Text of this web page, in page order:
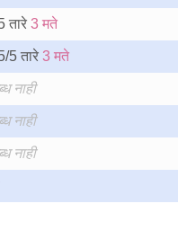
तारे 3 मते
5 तारे 3 मते
नाही
नाही
नाही